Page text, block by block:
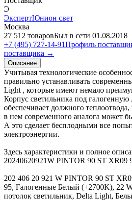
Э
ЭкспертЮнион свет
Москва
27 512 товаровБыл в сети 01.08.2018
+7 (495) 727-14-91Профиль
поставщика →
Описание
Учитывая технологические
правильно устанавливать
Light , которые имеют немало
Корпус светильника под галогенную
обеспечивает должного
в нем современного аналога может
А это сделает бесплодными все
электроэнергии.
Здесь характеристики и полное
20240620921W PINTOR 90 ST XR09
202 406 20 921 W PINTOR 90 ST
95, Галогенные Белый (+2700K), 22
потолок светильник, Delta Light,